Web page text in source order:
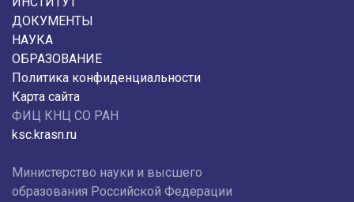
ДОКУМЕНТЫ
НАУКА
ОБРАЗОВАНИЕ
Политика конфиденциальности
Карта сайта
ФИЦ КНЦ СО РАН
ksc.krasn.ru
Министерство науки и высшего
образования Российской Федерации